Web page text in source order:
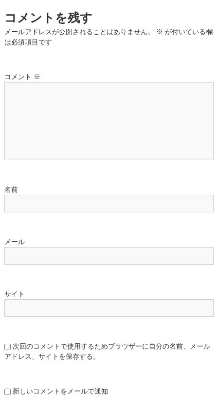
ビ
ゲ
シ
コメントを残す
メールアドレスが公開されることはありません。 ※ が付いている欄
は必須項目です
コメント ※
名前
メール
サイト
次回のコメントで使用するためブラウザーに自分の名前、メール
アドレス、サイトを保存する。
新しいコメントをメールで通知